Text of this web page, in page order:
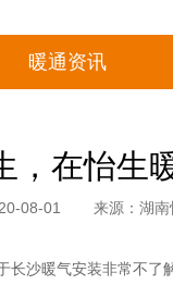
暖通资讯
，在怡生
08-01 来源：湖南
沙暖气安装非常不